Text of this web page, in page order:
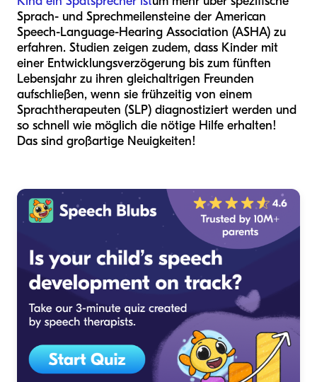
Sprach- und Sprechmeilensteine der American
Speech-Language-Hearing Association (ASHA) zu
erfahren. Studien zeigen zudem, dass Kinder mit
einer Entwicklungsverzögerung bis zum fünften
Lebensjahr zu ihren gleichaltrigen Freunden
aufschließen, wenn sie frühzeitig von einem
Sprachtherapeuten (SLP) diagnostiziert werden und
so schnell wie möglich die nötige Hilfe erhalten!
Das sind großartige Neuigkeiten!